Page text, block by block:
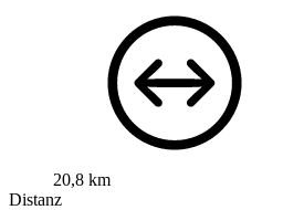
20,8 km
Distanz